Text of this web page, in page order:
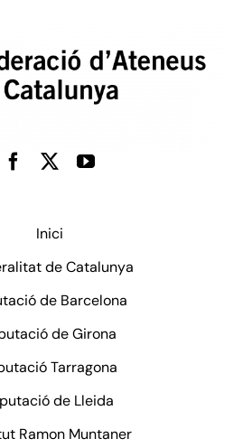
Inici
de Catalunya
de Barcelona
de Girona
Tarragona
de Lleida
Ramon Muntaner